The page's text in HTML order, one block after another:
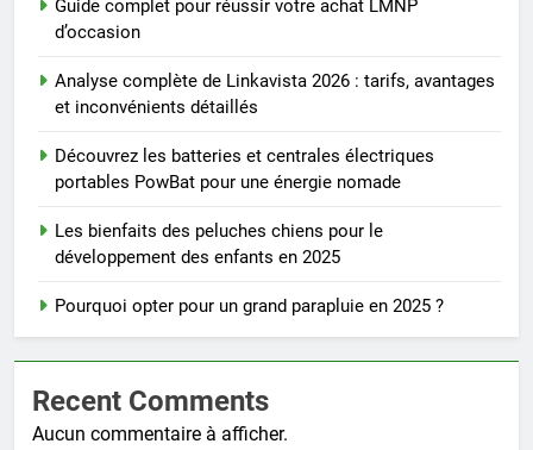
Guide complet pour réussir votre achat LMNP
d’occasion
Analyse complète de Linkavista 2026 : tarifs, avantages
et inconvénients détaillés
Découvrez les batteries et centrales électriques
portables PowBat pour une énergie nomade
Les bienfaits des peluches chiens pour le
développement des enfants en 2025
Pourquoi opter pour un grand parapluie en 2025 ?
Recent Comments
Aucun commentaire à afficher.